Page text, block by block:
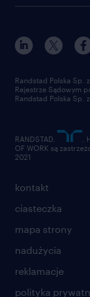
kontakt
ciasteczka
mapa strony
nadużycia
reklamacje
polityka
Randstad Polska Sp.
Rejestrze Sądowym
Randstad Polska Sp.
RANDSTAD,
,
OF WORK są
2021